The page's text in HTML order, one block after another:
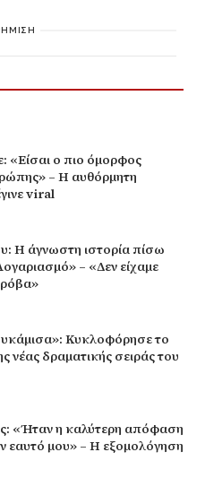
«Είσαι ο πιο όμορφος
– Η αυθόρμητη
viral
Η άγνωστη ιστορία πίσω
– «Δεν είχαμε
Κυκλοφόρησε το
δραματικής σειράς του
«Ήταν η καλύτερη απόφαση
εαυτό μου» – Η εξομολόγηση